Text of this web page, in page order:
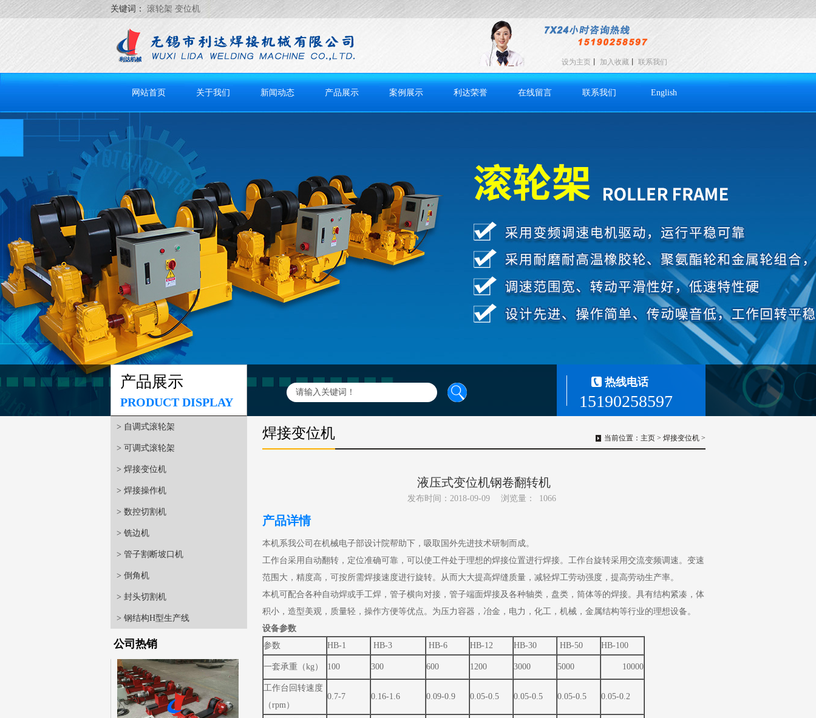
关键词： 滚轮架 变位机
设为主页 加入收藏 联系我们
网站首页 关于我们 新闻动态 产品展示 案例展示 利达荣誉 在线留言 联系我们 English
产品展示
PRODUCT DISPLAY
热线电话
15190258597
> 自调式滚轮架
> 可调式滚轮架
> 焊接变位机
> 焊接操作机
> 数控切割机
> 铣边机
> 管子割断坡口机
> 倒角机
> 封头切割机
> 钢结构H型生产线
公司热销
焊接变位机 当前位置： 主页 > 焊接变位机 >
液压式变位机钢卷翻转机
发布时间：2018-09-09 浏览量： 1066
产品详情
本机系我公司在机械电子部设计院帮助下，吸取国外先进技术研制而成。
工作台采用自动翻转，定位准确可靠，可以使工件处于理想的焊接位置进行焊接。工作台旋转采用交流变频调速。变速
范围大，精度高，可按所需焊接速度进行旋转。从而大大提高焊缝质量，减轻焊工劳动强度，提高劳动生产率。
本机可配合各种自动焊或手工焊，管子横向对接，管子端面焊接及各种轴类，盘类，筒体等的焊接。具有结构紧凑，体
积小，造型美观，质量轻，操作方便等优点。为压力容器，冶金，电力，化工，机械，金属结构等行业的理想设备。
设备参数
参数
HB-1 HB-3 HB-6 HB-12 HB-30 HB-50 HB-100
一套承重（kg） 100 300 600 1200 3000 5000 10000
工作台回转速度
（rpm）
0.7-7 0.16-1.6 0.09-0.9 0.05-0.5 0.05-0.5 0.05-0.5 0.05-0.2